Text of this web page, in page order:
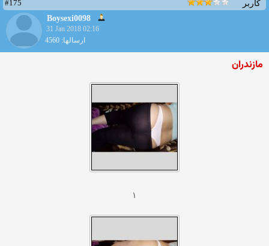
کاربر
#175
Boysexi0098
31 Jan 2018 02:16
ارسالها: 4560
مازندران
۱